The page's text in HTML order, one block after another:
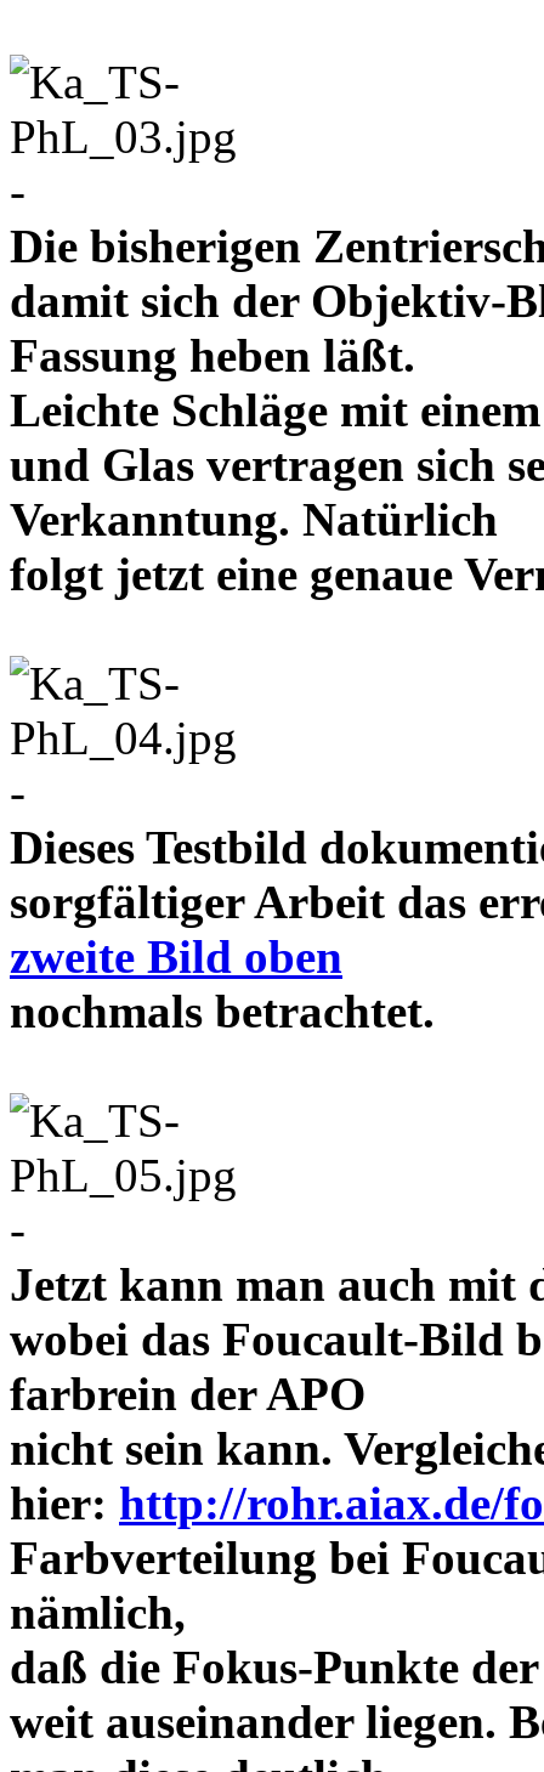
-
Die bisherigen
damit sich der Objektiv-
Fassung heben läßt.
Leichte Schläge mit
und Glas vertragen sich
Verkanntung. Natürlich
folgt jetzt eine genaue
-
Dieses Testbild
sorgfältiger Arbeit das
zweite Bild oben
nochmals
-
Jetzt kann man auch mit
wobei das Foucault-Bild
farbrein der APO
nicht sein kann.
hier: http://rohr.aiax.de/
Farbverteilung bei
nämlich,
daß die Fokus-Punkte
weit auseinander liegen.